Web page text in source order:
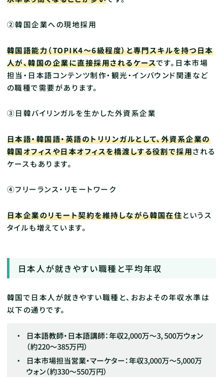
②韓国企業への現地採用
韓国語能力（TOPIK4〜6級程度）と専門スキルを持つ日本
人が、韓国の企業に直接採用されるケースです。日本市場
担当・日本語コンテンツ制作・観光・インバウンド関連など
の職種で需要があります。
③日韓バイリンガルを生かした外資系企業
日本語・韓国語・英語のトリリンガルとして、外資系企業の
韓国オフィスや日本オフィスを橋渡しする役割で採用される
ケースもあります。
④フリーランス・リモートワーク
日本企業のリモート契約を維持しながら韓国在住というス
タイルも増えています。
日本人が就きやすい職種と平均年収
韓国で日本人が就きやすい職種と、おおよその年収水準は
以下の通りです。
日本語教師・日本語講師：年収2,000万～3, 500万ウォン
（約220〜385万円）
日本市場担当営業・マーケター：年収3,000万～5,000万
ウォン（約330〜550万円）